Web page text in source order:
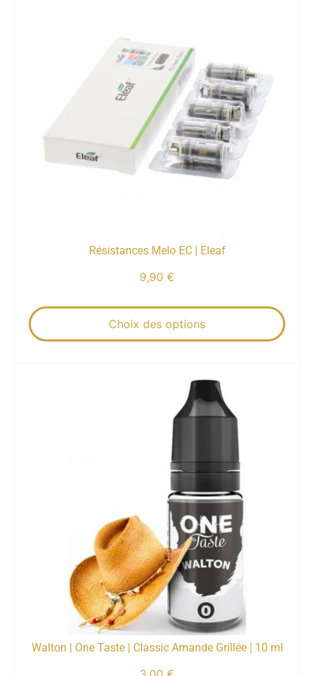
Résistances Melo EC | Eleaf
9,90 €
Choix des options
Walton | One Taste | Classic Amande Grillée | 10 ml